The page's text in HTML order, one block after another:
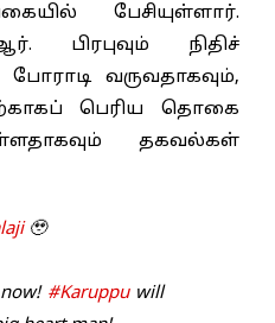
பேசியுள்ளார்.
பிரபுவும் நிதிச்
வருவதாகவும்,
பெரிய தொகை
தகவல்கள்
🥹
#Karuppuwill